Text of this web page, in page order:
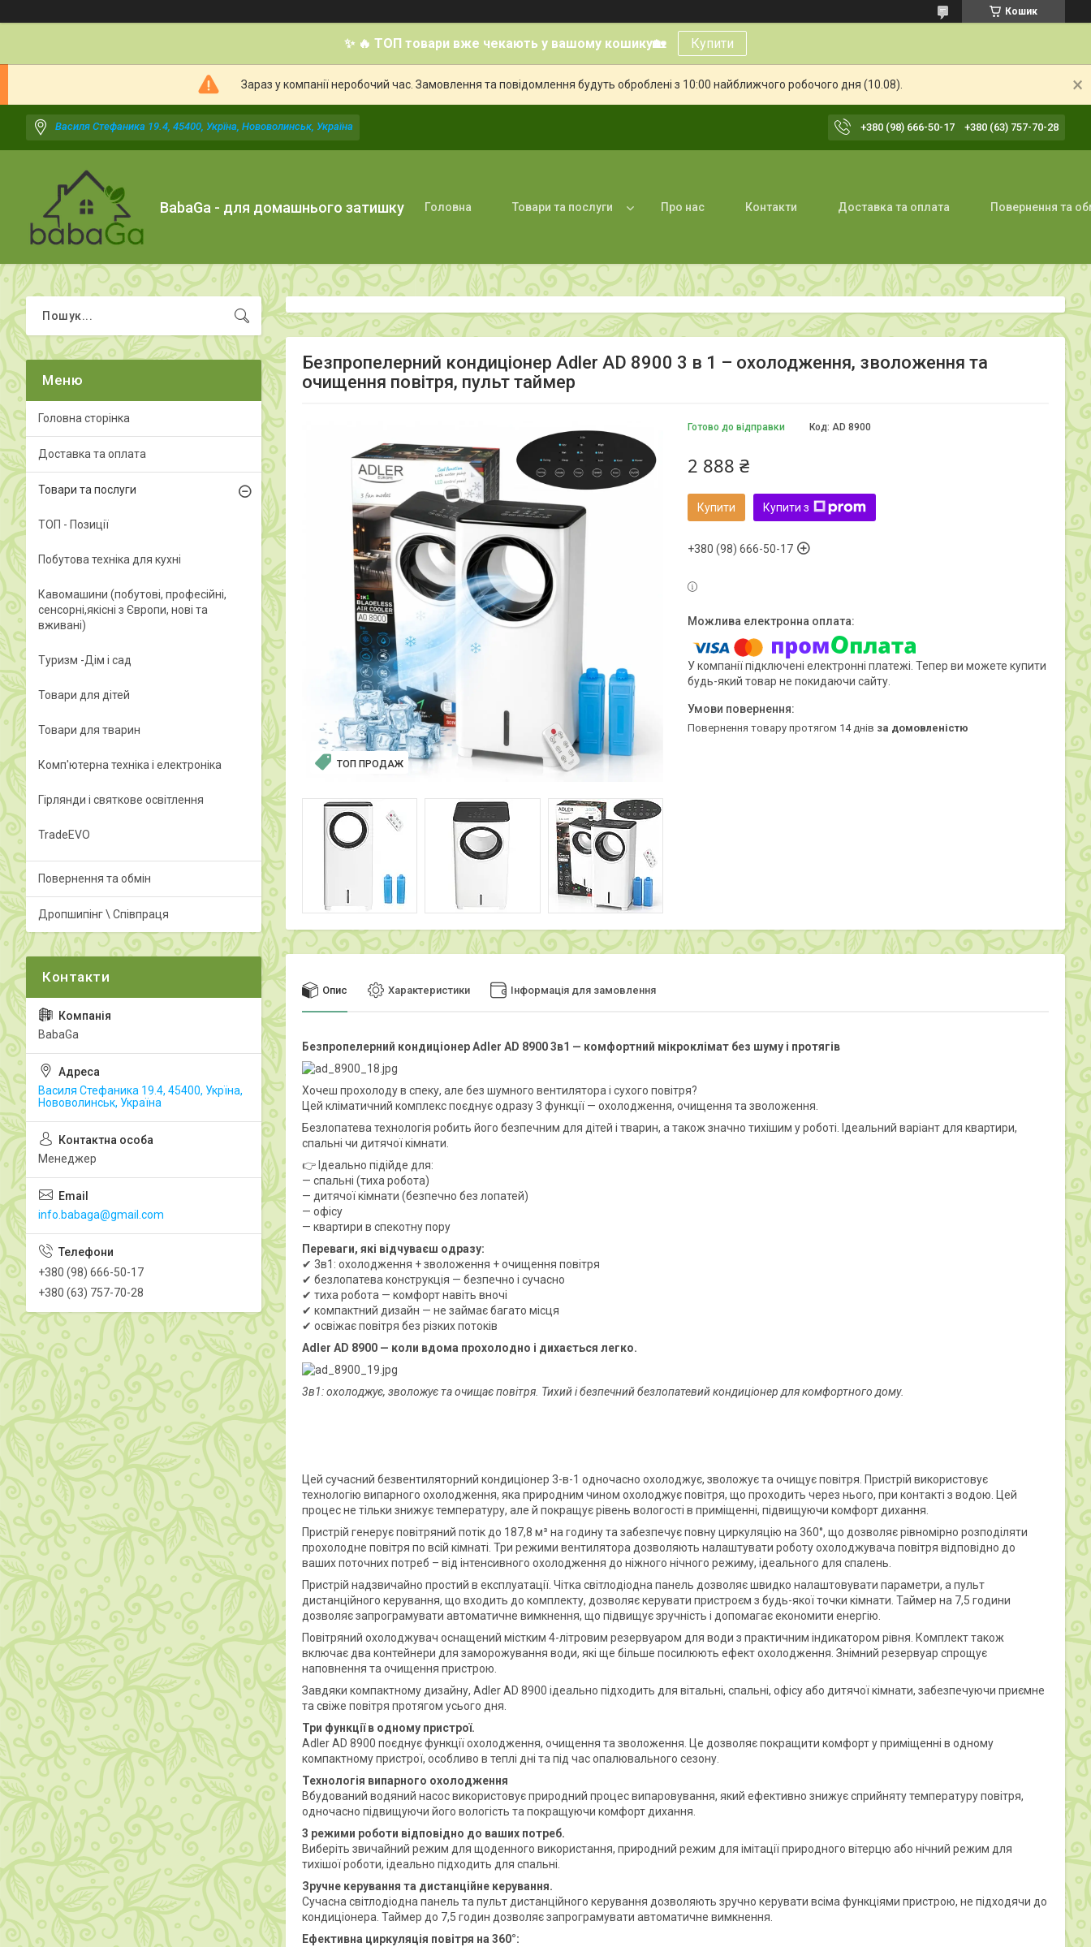
Кошик
✨ 🔥 ТОП товари вже чекають у вашому кошику🏡 Купити
Зараз у компанії неробочий час. Замовлення та повідомлення будуть оброблені з 10:00 найближчого робочого дня (10.08).
Василя Стефаника 19.4, 45400, Укрїна, Нововолинськ, Україна +380 (98) 666-50-17 +380 (63) 757-70-28
BabaGa - для домашнього затишку Головна Товари та послуги Про нас Контакти Доставка та оплата Повернення та
Безпропелерний кондиціонер Adler AD 8900 3 в 1 – охолодження, зволоження та
очищення повітря, пульт таймер
ТОП ПРОДАЖ
Готово до відправки Код: AD 8900
2 888 ₴
Купити Купити з
+380 (98) 666-50-17
У компанії підключені електронні платежі. Тепер ви можете купити
будь-який товар не покидаючи сайту.
повернення товару протягом 14 днів за домовленістю
Опис Характеристики Інформація для замовлення
Безпропелерний кондиціонер Adler AD 8900 3в1 — комфортний мікроклімат без шуму і протягів
Хочеш прохолоду в спеку, але без шумного вентилятора і сухого повітря?
Цей кліматичний комплекс поєднує одразу 3 функції — охолодження, очищення та зволоження.
Безлопатева технологія робить його безпечним для дітей і тварин, а також значно тихішим у роботі. Ідеальний варіант для квартири,
спальні чи дитячої кімнати.
👉 Ідеально підійде для:
— спальні (тиха робота)
— дитячої кімнати (безпечно без лопатей)
— офісу
— квартири в спекотну пору
Переваги, які відчуваєш одразу:
✔ 3в1: охолодження + зволоження + очищення повітря
✔ безлопатева конструкція — безпечно і сучасно
✔ тиха робота — комфорт навіть вночі
✔ компактний дизайн — не займає багато місця
✔ освіжає повітря без різких потоків
Adler AD 8900 — коли вдома прохолодно і дихається легко.
3в1: охолоджує, зволожує та очищає повітря. Тихий і безпечний безлопатевий кондиціонер для комфортного дому.
Цей сучасний безвентиляторний кондиціонер 3-в-1 одночасно охолоджує, зволожує та очищує повітря. Пристрій використовує
технологію випарного охолодження, яка природним чином охолоджує повітря, що проходить через нього, при контакті з водою. Цей
процес не тільки знижує температуру, але й покращує рівень вологості в приміщенні, підвищуючи комфорт дихання.
Пристрій генерує повітряний потік до 187,8 м³ на годину та забезпечує повну циркуляцію на 360°, що дозволяє рівномірно розподіляти
прохолодне повітря по всій кімнаті. Три режими вентилятора дозволяють налаштувати роботу охолоджувача повітря відповідно до
ваших поточних потреб – від інтенсивного охолодження до ніжного нічного режиму, ідеального для спалень.
Пристрій надзвичайно простий в експлуатації. Чітка світлодіодна панель дозволяє швидко налаштовувати параметри, а пульт
дистанційного керування, що входить до комплекту, дозволяє керувати пристроєм з будь-якої точки кімнати. Таймер на 7,5 години
дозволяє запрограмувати автоматичне вимкнення, що підвищує зручність і допомагає економити енергію.
Повітряний охолоджувач оснащений містким 4-літровим резервуаром для води з практичним індикатором рівня. Комплект також
включає два контейнери для заморожування води, які ще більше посилюють ефект охолодження. Знімний резервуар спрощує
наповнення та очищення пристрою.
Завдяки компактному дизайну, Adler AD 8900 ідеально підходить для вітальні, спальні, офісу або дитячої кімнати, забезпечуючи приємне
та свіже повітря протягом усього дня.
Три функції в одному пристрої.
Adler AD 8900 поєднує функції охолодження, очищення та зволоження. Це дозволяє покращити комфорт у приміщенні в одному
компактному пристрої, особливо в теплі дні та під час опалювального сезону.
Технологія випарного охолодження
Вбудований водяний насос використовує природний процес випаровування, який ефективно знижує сприйняту температуру повітря,
одночасно підвищуючи його вологість та покращуючи комфорт дихання.
3 режими роботи відповідно до ваших потреб.
Виберіть звичайний режим для щоденного використання, природний режим для імітації природного вітерцю або нічний режим для
тихішої роботи, ідеально підходить для спальні.
Зручне керування та дистанційне керування.
Сучасна світлодіодна панель та пульт дистанційного керування дозволяють зручно керувати всіма функціями пристрою, не підходячи до
кондиціонера. Таймер до 7,5 годин дозволяє запрограмувати автоматичне вимкнення.
Ефективна циркуляція повітря на 360°:
Головна сторінка
Доставка та оплата
Товари та послуги
ТОП - Позиції
Побутова техніка для кухні
Кавомашини (побутові, професійні,
сенсорні,якісні з Європи, нові та
вживані)
Туризм -Дім і сад
Товари для дітей
Товари для тварин
Комп'ютерна техніка і електроніка
Гірлянди і святкове освітлення
TradeEVO
Повернення та обмін
Дропшипінг \ Співпраця
BabaGa
Василя Стефаника 19.4, 45400, Укрїна,
Нововолинськ, Україна
Менеджер
info.babaga@gmail.com
+380 (98) 666-50-17
+380 (63) 757-70-28